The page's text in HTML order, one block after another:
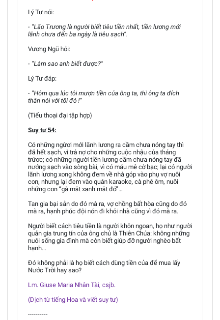
Lý Tư nói:
- “Lão Trương là người biết tiêu tiền nhất, tiền lương mới
lãnh chưa đến ba ngày là tiêu sạch”.
Vương Ngũ hỏi:
- “Làm sao anh biết được?”
Lý Tư đáp:
- “Hôm qua lúc tôi mượn tiền của ông ta, thì ông ta đích
thân nói với tôi đó !”
(Tiếu thoại đại tập hợp)
Suy tư 54:
Có những ngừơi mới lãnh lương ra cầm chưa nóng tay thì
đã hết sạch, vì trả nợ cho những cuộc nhậu của tháng
trứơc; có những người tiền lương cầm chưa nóng tay đã
nướng sạch vào sòng bài, vì có máu mê cờ bạc; lại có người
lãnh lương xong không đem về nhà góp vào phụ vợ nuôi
con, nhưng lại đem vào quán karaoke, cà phê ôm, nuôi
những con “gà mắt xanh mắt đỏ”…
Tan gia bại sản do đó mà ra, vợ chồng bất hòa cũng do đó
mà ra, hạnh phúc đội nón đi khỏi nhà cũng vì đó mà ra.
Người biết cách tiêu tiền là người khôn ngoan, họ như người
quản gia trung tín của ông chủ là Thiên Chúa: không những
nuôi sống gia đình mà còn biết giúp đỡ người nghèo bất
hạnh...
Đó không phải là họ biết cách dùng tiền của để mua lấy
Nước Trời hay sao?
Lm. Giuse Maria Nhân Tài, csjb.
(Dịch từ tiếng Hoa và viết suy tư)
----------